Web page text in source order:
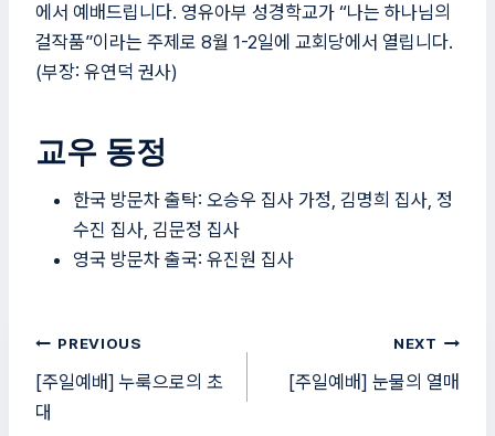
에서 예배드립니다. 영유아부 성경학교가 “나는 하나님의
걸작품”이라는 주제로 8월 1-2일에 교회당에서 열립니다.
(부장: 유연덕 권사)
교우 동정
한국 방문차 출탁: 오승우 집사 가정, 김명희 집사, 정
수진 집사, 김문정 집사
영국 방문차 출국: 유진원 집사
글
탐
색
PREVIOUS
[주일예배] 누룩으로의 초
대
NEXT
[주일예배] 눈물의 열매